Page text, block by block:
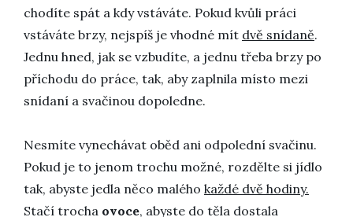
chodíte spát a kdy vstáváte. Pokud kvůli práci
vstáváte brzy, nejspíš je vhodné mít dvě snídaně.
Jednu hned, jak se vzbudíte, a jednu třeba brzy po
příchodu do práce, tak, aby zaplnila místo mezi
snídaní a svačinou dopoledne.
Nesmíte vynechávat oběd ani odpolední svačinu.
Pokud je to jenom trochu možné, rozdělte si jídlo
tak, abyste jedla něco malého každé dvě hodiny.
Stačí trocha ovoce, abyste do těla dostala